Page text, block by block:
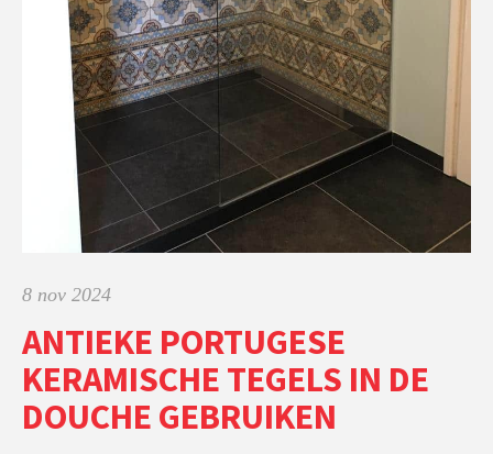
8 nov 2024
ANTIEKE PORTUGESE
KERAMISCHE TEGELS IN DE
DOUCHE GEBRUIKEN